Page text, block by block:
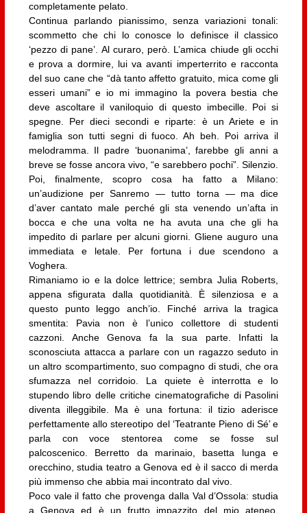
completamente pelato.
Continua parlando pianissimo, senza variazioni tonali:
scommetto che chi lo conosce lo definisce il classico
‘pezzo di pane’. Al curaro, però. L’amica chiude gli occhi
e prova a dormire, lui va avanti imperterrito e racconta
del suo cane che “dà tanto affetto gratuito, mica come gli
esseri umani” e io mi immagino la povera bestia che
deve ascoltare il vaniloquio di questo imbecille. Poi si
spegne. Per dieci secondi e riparte: è un Ariete e in
famiglia son tutti segni di fuoco. Ah beh. Poi arriva il
melodramma. Il padre ‘buonanima’, farebbe gli anni a
breve se fosse ancora vivo, “e sarebbero pochi”. Silenzio.
Poi, finalmente, scopro cosa ha fatto a Milano:
un’audizione per Sanremo — tutto torna — ma dice
d’aver cantato male perché gli sta venendo un’afta in
bocca e che una volta ne ha avuta una che gli ha
impedito di parlare per alcuni giorni. Gliene auguro una
immediata e letale. Per fortuna i due scendono a
Voghera.
Rimaniamo io e la dolce lettrice; sembra Julia Roberts,
appena sfigurata dalla quotidianità. È silenziosa e a
questo punto leggo anch’io. Finché arriva la tragica
smentita: Pavia non è l’unico collettore di studenti
cazzoni. Anche Genova fa la sua parte. Infatti la
sconosciuta attacca a parlare con un ragazzo seduto in
un altro scompartimento, suo compagno di studi, che ora
sfumazza nel corridoio. La quiete è interrotta e lo
stupendo libro delle critiche cinematografiche di Pasolini
diventa illeggibile. Ma è una fortuna: il tizio aderisce
perfettamente allo stereotipo del ‘Teatrante Pieno di Sé’ e
parla con voce stentorea come se fosse sul
palcoscenico. Berretto da marinaio, basetta lunga e
orecchino, studia teatro a Genova ed è il sacco di merda
più immenso che abbia mai incontrato dal vivo.
Poco vale il fatto che provenga dalla Val d’Ossola: studia
a Genova ed è un frutto impazzito del mio ateneo.